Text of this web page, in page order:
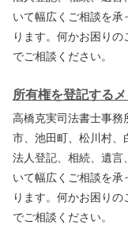
いて幅広くご相談を承
ります。何かお困り
でご相談ください。
所有権を登記する
高橋克実司法書士事務
市、池田町、松川村、
法人登記、相続、遺言
いて幅広くご相談を承
ります。何かお困り
でご相談ください。